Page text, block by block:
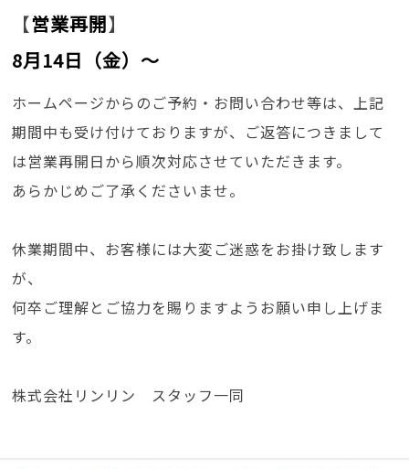
【営業再開】
8月14日（金）〜
ホームページからのご予約・お問い合わせ等は、上記
期間中も受け付けておりますが、ご返答につきまして
は営業再開日から順次対応させていただきます。
あらかじめご了承くださいませ。
休業期間中、お客様には大変ご迷惑をお掛け致します
が、
何卒ご理解とご協力を賜りますようお願い申し上げま
す。
株式会社リンリン スタッフ一同